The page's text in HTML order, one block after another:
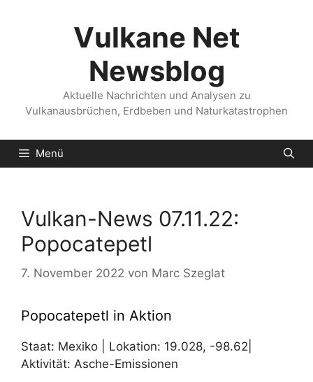
Vulkane Net
Newsblog
Aktuelle Nachrichten und Analysen zu
Vulkanausbrüchen, Erdbeben und Naturkatastrophen
Menü
Vulkan-News 07.11.22:
Popocatepetl
7. November 2022 von Marc Szeglat
Popocatepetl in Aktion
Staat: Mexiko | Lokation: 19.028, -98.62|
Aktivität: Asche-Emissionen